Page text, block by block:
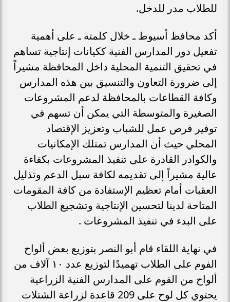
للطلاب مدر للدخل.
أكد محافظ أسيوط ـ خلال كلمته ـ على أهمية
تفعيل دور المدارس الفنية ككيانات إنتاجية تساهم
في تحقيق التنمية المحلية داخل المحافظة مشيراً
إلى ضرورة التعاون والتنسيق بين هذه المدارس
وكافة القطاعات بالمحافظة لدعم المشروعات
الصغيرة والمتوسطة التي يمكن أن تسهم في
توفير فرص عمل للشباب وتعزيز الإقتصاد
المحلي حيث أن المدارس تمتلك الإمكانيات
والكوادر القادرة على تنفيذ المشروعات بكفاءة
عالية مشيراً إلى تقديمه لكافة سبل الدعم وتذليل
العقبات أمام تعظيم الإستفادة من كافة المقومات
المتاحة لدينا لتحسين الإنتاجية وتشجيع الطلاب
على البدء في تنفيذ المشروعات .
في نهاية اللقاء قام أبو النصر بتوزيع بعض ألواح
الفوم على الطلاب تهميدًا لتوزيع عدد ١٠ آلاف من
ألواح من الفوم على المدارس الفنية الزراعية
يحتوي كل لوح على 209 قاعدة لزراعة الشتلات